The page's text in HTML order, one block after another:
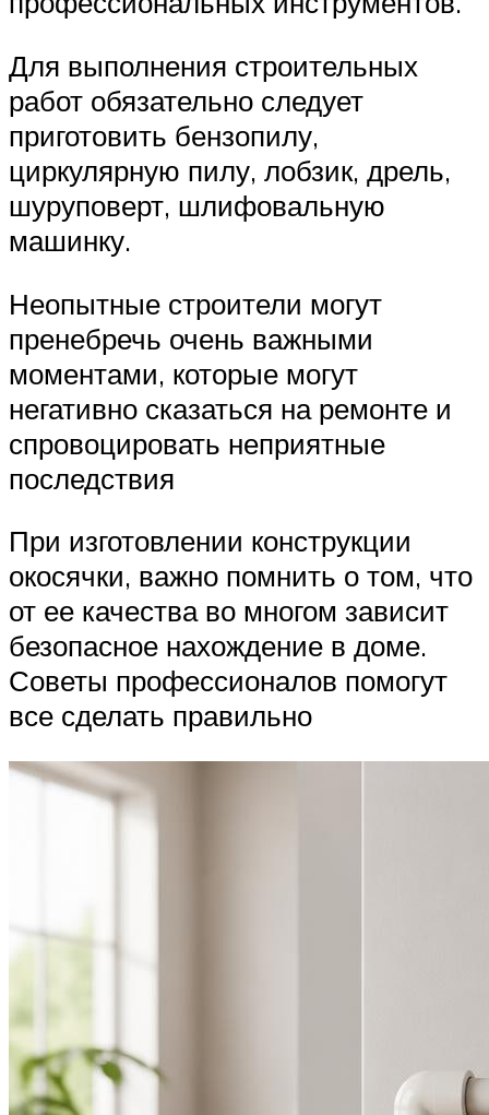
Для выполнения строительных
работ обязательно следует
приготовить бензопилу,
циркулярную пилу, лобзик, дрель,
шуруповерт, шлифовальную
машинку.
Неопытные строители могут
пренебречь очень важными
моментами, которые могут
негативно сказаться на ремонте и
спровоцировать неприятные
последствия
При изготовлении конструкции
окосячки, важно помнить о том, что
от ее качества во многом зависит
безопасное нахождение в доме.
Советы профессионалов помогут
все сделать правильно